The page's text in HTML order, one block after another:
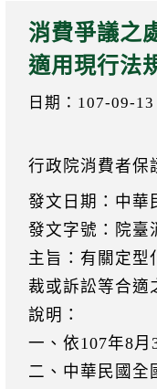
消費爭議之
適用現行法
日期：107-09-13
行政院消費者保
發文日期：中華
發文字號：院臺
主旨：有關定型
裁或訴訟等合適
說明：
一、依107年8
二、中華民國全